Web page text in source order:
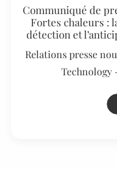
Communiqué de
Fortes chaleurs :
détection et
Relations presse
Technology